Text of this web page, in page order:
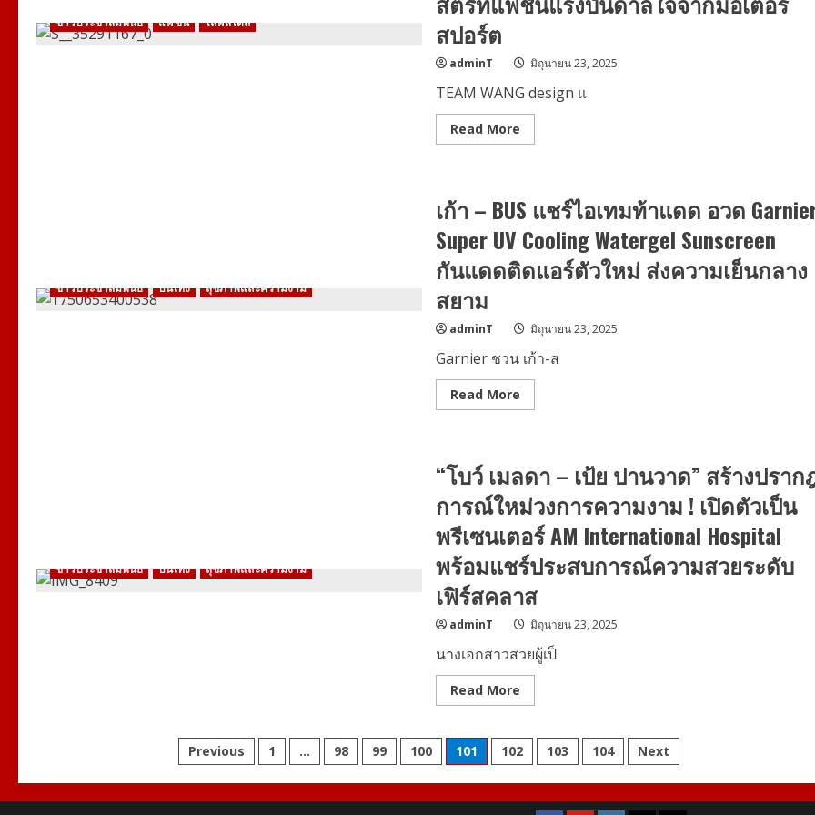
มาร์ค
ใหม่
แกะ
จ.สมุทรปราการ
ตัว
แม่-
ตัว
ลูก
ต๊อก
แต๊ก
A4,
มายด์
ศศิ,
เติร์ก
ทีม
สัก
ข่าวประชาสัมพันธ์ แฟชั่น ไลฟ์สไตล์
สปอร์ต
adminT มิถุนายน 23, 2025
TEAM WANG design แ
Read MoreRead
more
จับ
มือ
Billionaire
Boys
Club
เปิด
ตัว
ชั่น
“Life
a
Race”
สตรี
ท
แฟชั่น
มอเตอร์
สปอร์ต
ข่าวประชาสัมพันธ์ บันเทิง สุขภาพและความงาม
เก้า – BUS แชร์ไอเทมท้าแดด อวด
Super UV Cooling Watergel Sunscreen ​
กันแดดติดแอร์ตัวใหม่ ส่งความเย็นกลาง
สยาม
adminT มิถุนายน 23, 2025
Garnier ชวน เก้า-ส
Read MoreRead
more
แชร์
ไอ
เท
ม
ท้า
แดด
อวด
Garnier
Super
Cooling
Watergel
Sunscreen
​
กันแดด
ติด
แอร์
ตัว
ใหม่
ส่ง
เย็น
กลาง
สยาม
ข่าวประชาสัมพันธ์ บันเทิง สุขภาพและความงาม
“โบว์ เมลดา – เป้ย ปานวาด” สร้างปราก
การณ์ใหม่วงการความงาม ! เปิดตัวเป็น
พรีเซนเตอร์ AM International Hospital
พร้อมแชร์ประสบการณ์ความสวยระดับ
เฟิร์สคลาส
adminT มิถุนายน 23, 2025
นางเอกสาวสวยผู้เป็
Read MoreRead
more
เมล
ดา
–
วาด”
Posts
pagination
Previous 1 … 98 99 100 101 102 103 104 Next